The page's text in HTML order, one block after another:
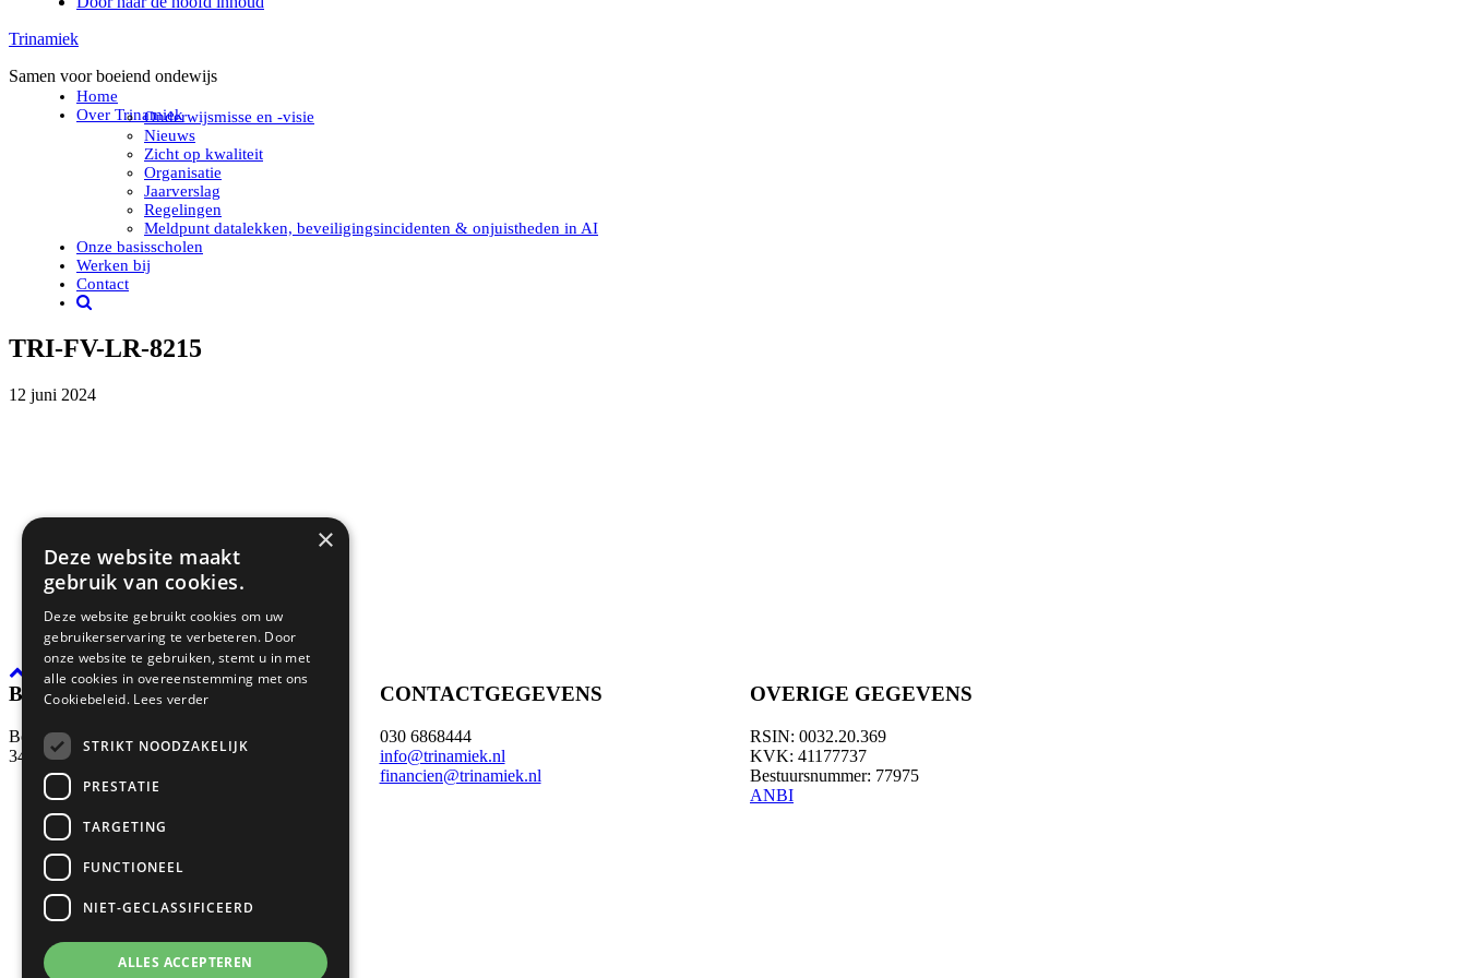
Trinamiek
Samen voor boeiend ondewijs
Home
Over TrinamiekOnderwijsmisse en -visie
Nieuws
Zicht op kwaliteit
Organisatie
Jaarverslag
Regelingen
Meldpunt datalekken, beveiligingsincidenten & onjuistheden in AI
Onze basisscholen
Werken bij
Contact
TRI-FV-LR-8215
12 juni 2024
BEZOEK- EN POSTADRES
Boerhaaveweg 39
3401 MN IJsselstein
CONTACTGEGEVENS
030 6868444
info@trinamiek.nl
financien@trinamiek.nl
OVERIGE GEGEVENS
RSIN: 0032.20.369
KVK: 41177737
Bestuursnummer: 77975
ANBI
×
Deze website maakt
gebruik van cookies.
Deze website gebruikt cookies om uw
gebruikerservaring te verbeteren. Door
onze website te gebruiken, stemt u in met
alle cookies in overeenstemming met ons
Cookiebeleid. Lees verder
STRIKT NOODZAKELIJK
PRESTATIE
TARGETING
FUNCTIONEEL
NIET-GECLASSIFICEERD
ALLES ACCEPTEREN